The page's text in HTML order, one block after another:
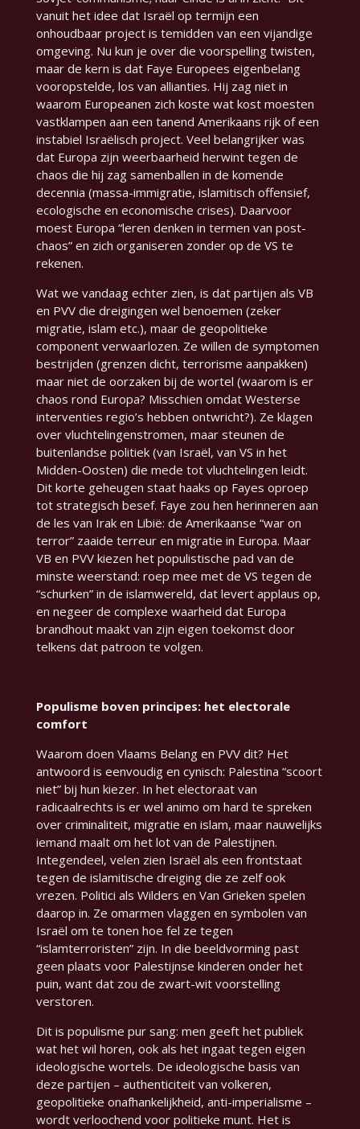
vanuit het idee dat Israël op termijn een
onhoudbaar project is temidden van een vijandige
omgeving. Nu kun je over die voorspelling twisten,
maar de kern is dat Faye Europees eigenbelang
vooropstelde, los van allianties. Hij zag niet in
waarom Europeanen zich koste wat kost moesten
vastklampen aan een tanend Amerikaans rijk of een
instabiel Israëlisch project. Veel belangrijker was
dat Europa zijn weerbaarheid herwint tegen de
chaos die hij zag samenballen in de komende
decennia (massa-immigratie, islamitisch offensief,
ecologische en economische crises). Daarvoor
moest Europa “leren denken in termen van post-
chaos”en zich organiseren zonder op de VS te
rekenen.
Wat we vandaag echter zien, is dat partijen als VB
en PVV die dreigingen wel benoemen (zeker
migratie, islam etc.), maar de geopolitieke
component verwaarlozen. Ze willen de symptomen
bestrijden (grenzen dicht, terrorisme aanpakken)
maar niet de oorzaken bij de wortel (waarom is er
chaos rond Europa? Misschien omdat Westerse
interventies regio’s hebben ontwricht?). Ze klagen
over vluchtelingenstromen, maar steunen de
buitenlandse politiek (van Israël, van VS in het
Midden-Oosten) die mede tot vluchtelingen leidt.
Dit korte geheugen staat haaks op Fayes oproep
tot strategisch besef. Faye zou hen herinneren aan
de les van Irak en Libië: de Amerikaanse “war on
terror” zaaide terreur en migratie in Europa. Maar
VB en PVV kiezen het populistische pad van de
minste weerstand: roep mee met de VS tegen de
“schurken” in de islamwereld, dat levert applaus op,
en negeer de complexe waarheid dat Europa
brandhout maakt van zijn eigen toekomst door
telkens dat patroon te volgen.
Populisme boven principes: het electorale
comfort
Waarom doen Vlaams Belang en PVV dit? Het
antwoord is eenvoudig en cynisch: Palestina “scoort
niet” bij hun kiezer. In het electoraat van
radicaalrechts is er wel animo om hard te spreken
over criminaliteit, migratie en islam, maar nauwelijks
iemand maalt om het lot van de Palestijnen.
Integendeel, velen zien Israël als een frontstaat
tegen de islamitische dreiging die ze zelf ook
vrezen. Politici als Wilders en Van Grieken spelen
daarop in. Ze omarmen vlaggen en symbolen van
Israël om te tonen hoe fel ze tegen
“islamterroristen” zijn. In die beeldvorming past
geen plaats voor Palestijnse kinderen onder het
puin, want dat zou de zwart-wit voorstelling
verstoren.
Dit is populisme pur sang: men geeft het publiek
wat het wil horen, ook als het ingaat tegen eigen
ideologische wortels. De ideologische basis van
deze partijen – authenticiteit van volkeren,
geopolitieke onafhankelijkheid, anti-imperialisme –
wordt verloochend voor politieke munt. Het is